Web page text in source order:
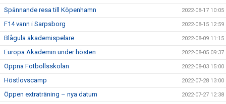
Spännande resa till Köpenhamn 2022-08-17 10:05
F14 vann i Sarpsborg 2022-08-15 12:59
Blågula akademispelare 2022-08-09 11:15
Europa Akademin under hösten 2022-08-05 09:37
Öppna Fotbollsskolan 2022-08-03 15:00
Höstlovscamp 2022-07-28 13:00
Öppen extraträning – nya datum 2022-07-27 12:38